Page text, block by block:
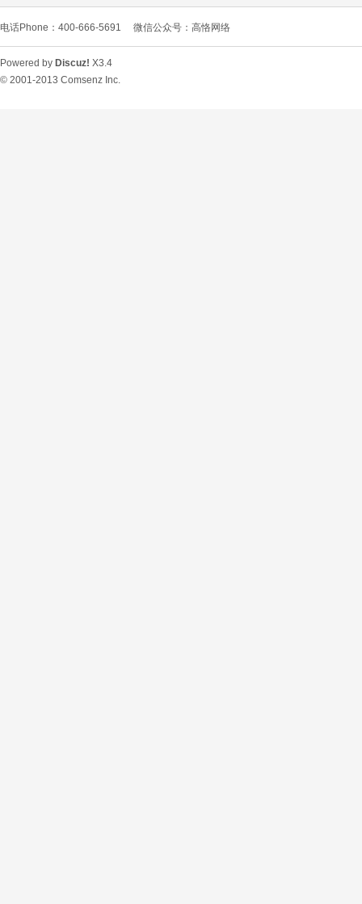
电话Phone：400-666-5691 微信公众号：高恪网络
Powered by Discuz! X3.4
© 2001-2013 Comsenz Inc.